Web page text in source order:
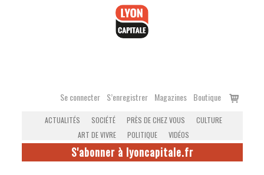
Se connecter S’enregistrer Magazines Boutique
Voir
ACTUALITÉS SOCIÉTÉ PRÈS DE CHEZ VOUS
CULTURE
ART DE VIVRE
POLITIQUE VIDÉOS
S'abonner à lyoncapitale.fr